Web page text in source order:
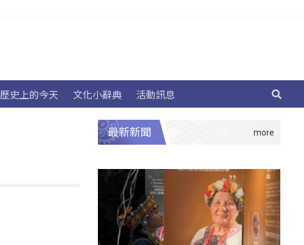
歷史上的今天 文化小辭典 活動訊息
最新新聞